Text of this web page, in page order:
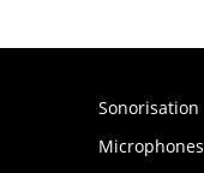
Sonorisation
Microphones